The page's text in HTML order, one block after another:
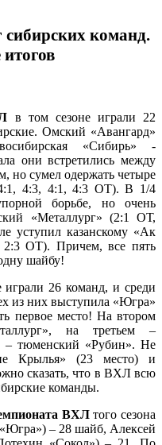
команд.
в том сезоне играли 22
Омский «Авангард»
«Сибирь» -
они встретились между
но сумел одержать четыре
4:3, 4:1, 4:3 ОТ). В 1/4
борьбе, но очень
«Металлург» (2:1 ОТ,
уступил казанскому «Ак
ОТ). Причем, все пять
шайбу!
играли 26 команд, и среди
из них выступила «Югра»
первое место! На втором
на третьем –
– тюменский «Рубин». Не
Крылья» (23 место) и
сказать, что в ВХЛ всю
команды.
ВХЛтого сезона
– 28 шайб, Алексей